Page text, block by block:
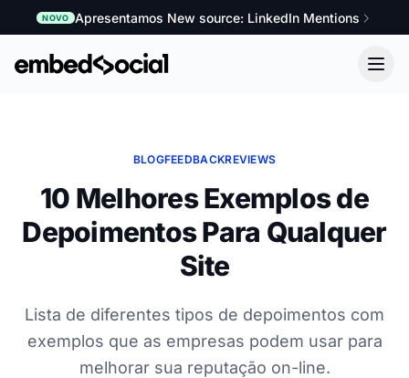
NOVO Apresentamos New source: LinkedIn Mentions
BLOGFEEDBACKREVIEWS
10 Melhores Exemplos de
Depoimentos Para Qualquer
Site
Lista de diferentes tipos de depoimentos com
exemplos que as empresas podem usar para
melhorar sua reputação on-line.